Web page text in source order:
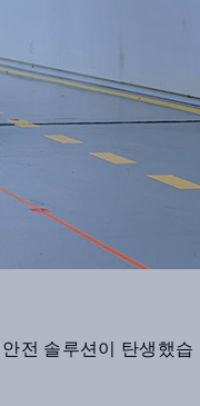
전 솔루션이 탄생했습